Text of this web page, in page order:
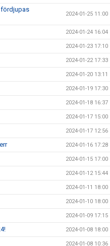
fördjupas
2024-01-25 11:00
2024-01-24 16:04
2024-01-23 17:10
2024-01-22 17:33
2024-01-20 13:11
2024-01-19 17:30
2024-01-18 16:37
2024-01-17 15:00
2024-01-17 12:56
2024-01-16 17:28
2024-01-15 17:00
2024-01-12 15:44
2024-01-11 18:00
2024-01-10 18:00
2024-01-09 17:15
2024-01-08 18:00
2024-01-08 10:36